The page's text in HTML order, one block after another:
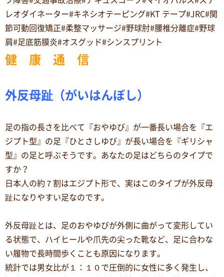
レオダイネーター#キネシオテーピング#KT テープ#JRC#関
節可動回復矯正#柔整マッサージ#野球肘#腰椎分離症#野球
肩#足底筋膜炎#オスグッド#シンスプリント
健 康 通 信
外反母趾（がいはんぼし）
足の指の長さを比べて『おやゆび』が一番長い場合を『エ
ジプト型』の足『ひとさしゆび』が長い場合を『ギリシャ
型』の足と呼ぶそうです。あなたの足はどちらのタイプで
すか？
日本人の約７割はエジプト形で、実はこのタイプが外反母
趾になりやすい足なのです。
外反母趾とは、足のおやゆびが外側に曲がって変形してい
る状態で、ハイヒールや爪先の尖った靴など、足に合わな
い履物で長時間歩くことも原因になります。
統計では男女比が１：１０で圧倒的に女性に多く発生し、